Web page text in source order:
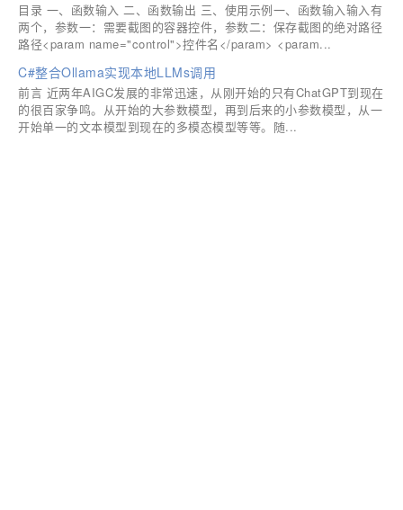
目录 一、函数输入 二、函数输出 三、使用示例一、函数输入输入有
两个，参数一：需要截图的容器控件，参数二：保存截图的绝对路径
路径<param name="control">控件名</param> <param...
C#整合Ollama实现本地LLMs调用
前言 近两年AIGC发展的非常迅速，从刚开始的只有ChatGPT到现在
的很百家争鸣。从开始的大参数模型，再到后来的小参数模型，从一
开始单一的文本模型到现在的多模态模型等等。随...